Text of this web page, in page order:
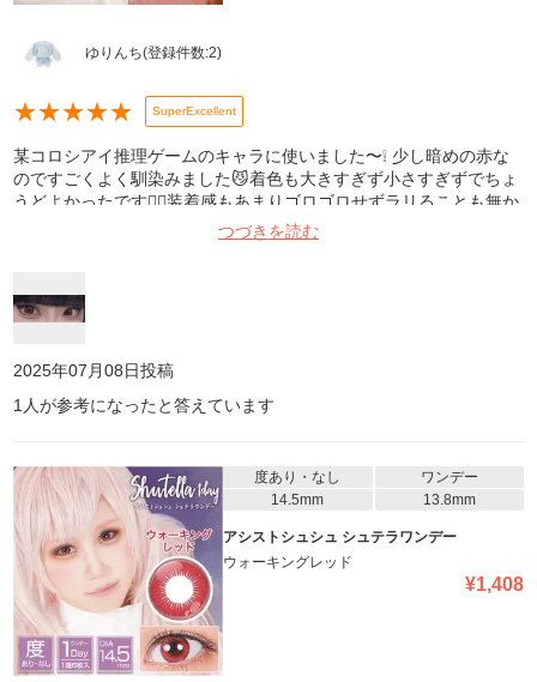
ゆりんち(登録件数:2)
★★★★★ SuperExcellent
某コロシアイ推理ゲームのキャラに使いました〜❕ 少し暗めの赤な
のですごくよく馴染みました😼着色も大きすぎず小さすぎずでちょ
うどよかったです👍🏻装着感もあまりゴロゴロせずラリることも無か
つづきを読む
2025年07月08日投稿
1 人が参考になったと答えています
度あり・なし
ワンデー
14.5mm
13.8mm
アシストシュシュ シュテラワンデー
ウォーキングレッド
¥1,408